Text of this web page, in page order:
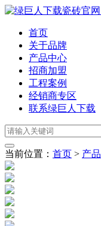
首页
关于品牌
产品中心
招商加盟
工程案例
经销商专区
联系绿巨人下载
当前位置： 首页 > 产品